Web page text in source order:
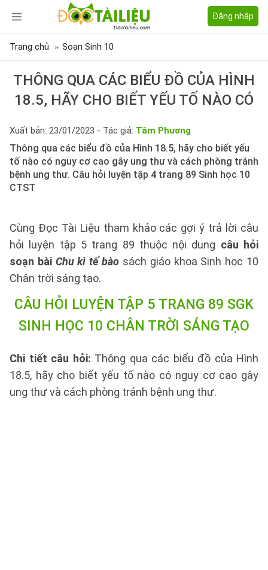
Đăng nhập
Trang chủ Soạn Sinh 10
THÔNG QUA CÁC BIỂU ĐỒ CỦA HÌNH
18.5, HÃY CHO BIẾT YẾU TỐ NÀO CÓ
Xuất bản: 23/01/2023 - Tác giả: Tâm Phương
Thông qua các biểu đồ của Hình 18.5, hãy cho biết yếu
tố nào có nguy cơ cao gây ung thư và cách phòng tránh
bệnh ung thư. Câu hỏi luyện tập 4 trang 89 Sinh học 10
CTST
Cùng Đọc Tài Liệu tham khảo các gợi ý trả lời câu
hỏi luyện tập 5 trang 89 thuộc nội dung câu hỏi
soạn bài Chu kì tế bào sách giáo khoa Sinh học 10
Chân trời sáng tạo.
CÂU HỎI LUYỆN TẬP 5 TRANG 89 SGK
SINH HỌC 10 CHÂN TRỜI SÁNG TẠO
Chi tiết câu hỏi: Thông qua các biểu đồ của Hình
18.5, hãy cho biết yếu tố nào có nguy cơ cao gây
ung thư và cách phòng tránh bệnh ung thư.